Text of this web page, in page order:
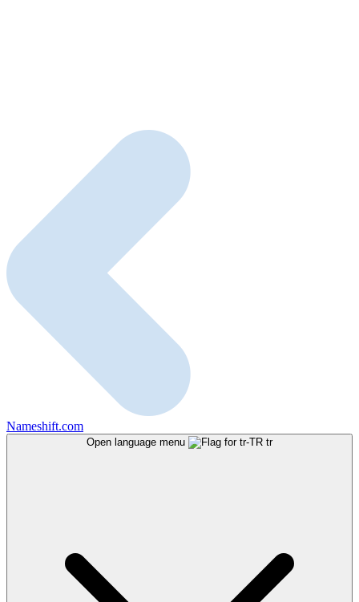
Nameshift.com
Open language menu tr